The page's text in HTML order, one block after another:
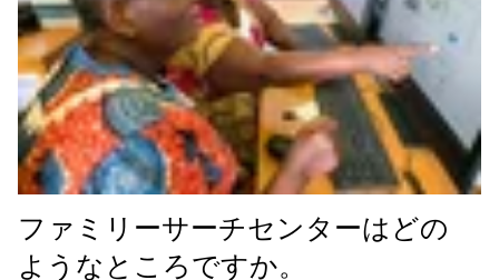
ファミリーサーチセンターはどの
ようなところですか。